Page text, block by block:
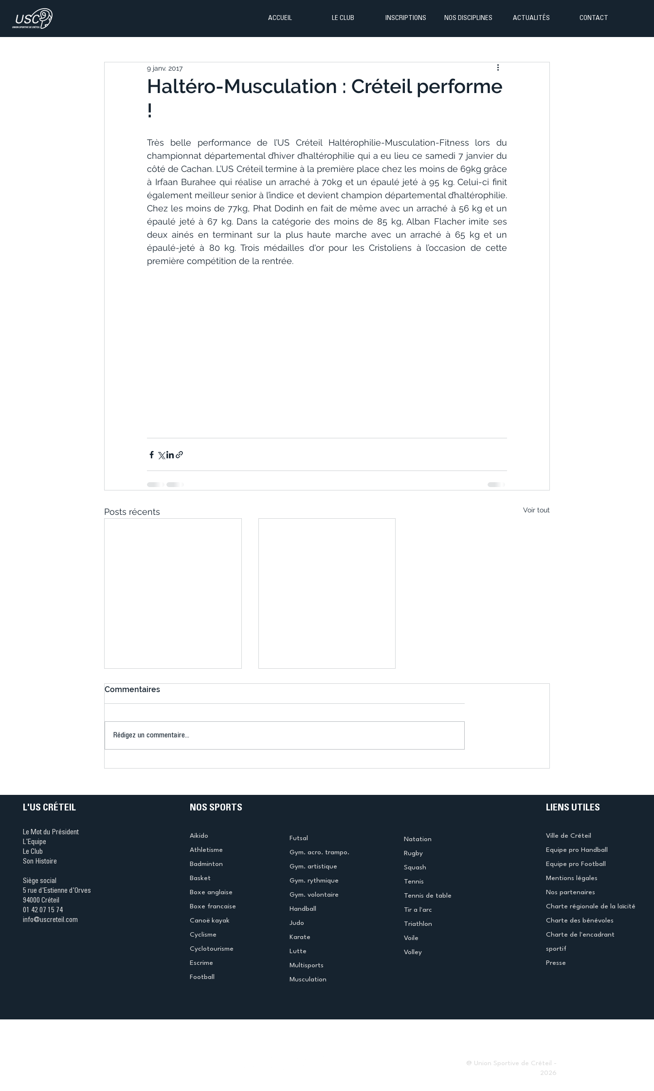
ACCUEIL LE CLUB INSCRIPTIONS NOS DISCIPLINES ACTUALITÉS CONTACT
Haltéro-Musculation : Créteil performe
!
9 janv. 2017
Très belle performance de l’US Créteil Haltérophilie-Musculation-Fitness lors du
championnat départemental d’hiver d’haltérophilie qui a eu lieu ce samedi 7 janvier du
côté de Cachan. L’US Créteil termine à la première place chez les moins de 69kg grâce
à Irfaan Burahee qui réalise un arraché à 70kg et un épaulé jeté à 95 kg. Celui-ci finit
également meilleur senior à l’indice et devient champion départemental d’haltérophilie.
Chez les moins de 77kg, Phat Dodinh en fait de même avec un arraché à 56 kg et un
épaulé jeté à 67 kg. Dans la catégorie des moins de 85 kg, Alban Flacher imite ses
deux ainés en terminant sur la plus haute marche avec un arraché à 65 kg et un
épaulé-jeté à 80 kg. Trois médailles d'or pour les Cristoliens à l’occasion de cette
première compétition de la rentrée.
Posts récents Voir tout
Commentaires
Rédigez un commentaire...
L'US CRÉTEIL
Le Mot du Président
L'Equipe
Le Club
Son Histoire
Siège social
5 rue d'Estienne d'Orves
94000 Créteil
01 42 07 15 74
info@uscreteil.com
NOS SPORTS
Aikido
Athletisme
Badminton
Basket
Boxe anglaise
Boxe francaise
Canoë kayak
Cyclisme
Cyclotourisme
Escrime
Football
Futsal
Gym. acro. trampo.
Gym. artistique
Gym. rythmique
Gym. volontaire
Handball
Judo
Karate
Lutte
Multisports
Musculation
Natation
Rugby
Squash
Tennis
Tennis de table
Tir a l'arc
Triathlon
Voile
Volley
LIENS UTILES
Ville de Créteil
Equipe pro Handball
Equipe pro Football
Mentions légales
Nos partenaires
Charte régionale de la laïcité
Charte des bénévoles
Charte de l'encadrant
sportif
Presse
@ Union Sportive de Créteil -
2026